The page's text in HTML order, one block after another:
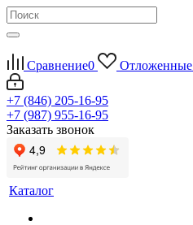
Сравнение0 Отложенные
+7 (846) 205-16-95
+7 (987) 955-16-95
Заказать звонок
Каталог